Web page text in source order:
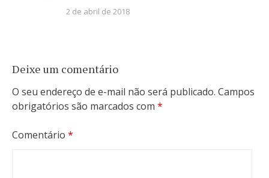
2 de abril de 2018
Deixe um comentário
O seu endereço de e-mail não será publicado. Campos
obrigatórios são marcados com *
Comentário *